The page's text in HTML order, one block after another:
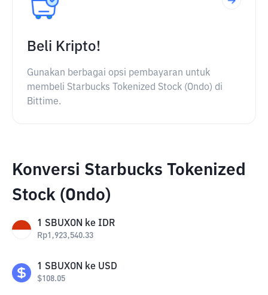
Beli Kripto!
Gunakan berbagai opsi pembayaran untuk
membeli Starbucks Tokenized Stock (Ondo) di
Bittime.
Konversi Starbucks Tokenized
Stock (Ondo)
1 SBUXON ke IDR
Rp1,923,540.33
1 SBUXON ke USD
$108.05